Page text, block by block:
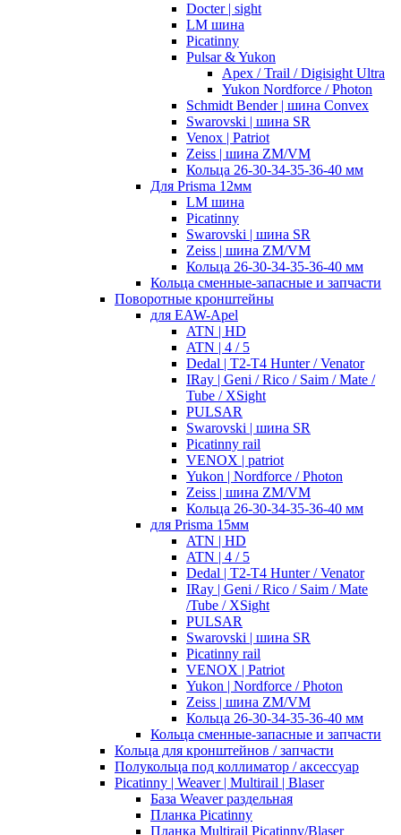
Docter | sight
LM шина
Picatinny
Pulsar & Yukon
Apex / Trail / Digisight Ultra
Yukon Nordforce / Photon
Schmidt Bender | шина Convex
Swarovski | шина SR
Venox | Patriot
Zeiss | шина ZM/VM
Кольца 26-30-34-35-36-40 мм
Для Prisma 12мм
LM шина
Picatinny
Swarovski | шина SR
Zeiss | шина ZM/VM
Кольца 26-30-34-35-36-40 мм
Кольца сменные-запасные и запчасти
Поворотные кронштейны
для EAW-Apel
ATN | HD
ATN | 4 / 5
Dedal | T2-T4 Hunter / Venator
IRay | Geni / Rico / Saim / Mate /
Tube / XSight
PULSAR
Swarovski | шина SR
Picatinny rail
VENOX | patriot
Yukon | Nordforce / Photon
Zeiss | шина ZM/VM
Кольца 26-30-34-35-36-40 мм
для Prisma 15мм
ATN | HD
ATN | 4 / 5
Dedal | T2-T4 Hunter / Venator
IRay | Geni / Rico / Saim / Mate
/Tube / XSight
PULSAR
Swarovski | шина SR
Picatinny rail
VENOX | Patriot
Yukon | Nordforce / Photon
Zeiss | шина ZM/VM
Кольца 26-30-34-35-36-40 мм
Кольца сменные-запасные и запчасти
Кольца для кронштейнов / запчасти
Полукольца под коллиматор / аксессуар
Picatinny | Weaver | Multirail | Blaser
База Weaver раздельная
Планка Picatinny
Планка Multirail Picatinny/Blaser